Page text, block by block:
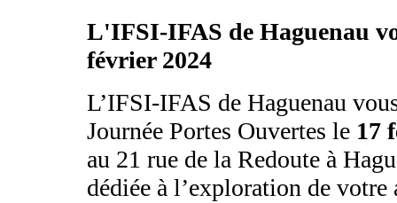
L'IFSI-IFAS de Haguenau
février 2024
L’IFSI-IFAS de Haguenau
Journée Portes Ouvertes le 17
au 21 rue de la Redoute à
dédiée à l’exploration de